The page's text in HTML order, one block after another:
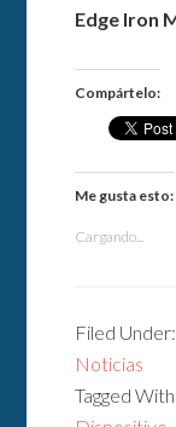
Edge Iron
Compártelo:
Me gusta esto:
Cargando...
Filed Under:
Noticias
Tagged